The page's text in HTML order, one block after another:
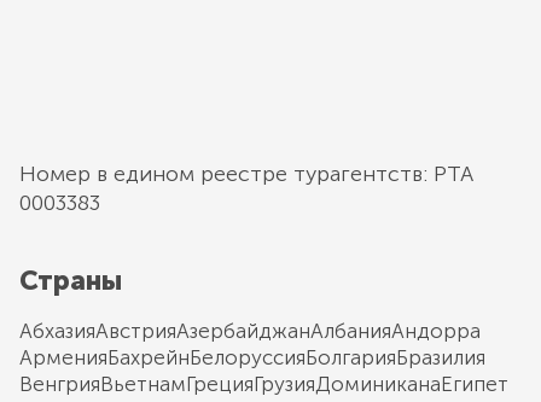
Номер в едином реестре турагентств: РТА
0003383
Страны
АбхазияАвстрияАзербайджанАлбанияАндорра
АрменияБахрейнБелоруссияБолгарияБразилия
ВенгрияВьетнамГрецияГрузияДоминиканаЕгипет